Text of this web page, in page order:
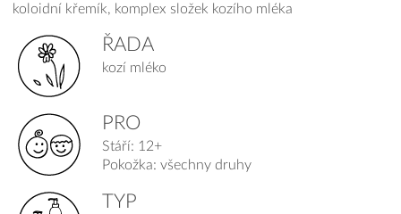
koloidní křemík, komplex složek kozího mléka
ŘADA
kozí mléko
PRO
Stáří: 12+
Pokožka: všechny druhy
TYP